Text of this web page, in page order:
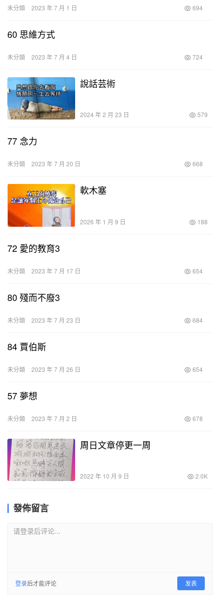
未分類 2023 年 7 月 1 日 694
60 思維方式
未分類 2023 年 7 月 4 日 724
說話芸術
2024 年 2 月 23 日 579
77 念力
未分類 2023 年 7 月 20 日 668
軟木塞
2026 年 1 月 9 日 188
72 愛的教育3
未分類 2023 年 7 月 17 日 654
80 殘而不廢3
未分類 2023 年 7 月 23 日 684
84 賈伯斯
未分類 2023 年 7 月 26 日 654
57 夢想
未分類 2023 年 7 月 2 日 678
周日文章停更一周
2022 年 10 月 9 日 2.0K
發佈留言
请登录后评论...
登录后才能评论 发表